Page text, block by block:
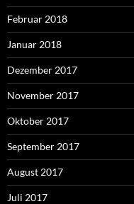
Februar 2018
Januar 2018
Dezember 2017
November 2017
Oktober 2017
September 2017
August 2017
Juli 2017